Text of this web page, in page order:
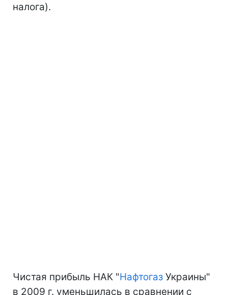
налога).
Чистая прибыль НАК "Нафтогаз Украины"
в 2009 г. уменьшилась в сравнении с